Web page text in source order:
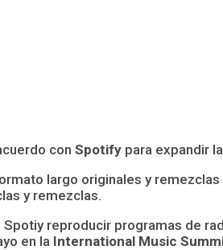
con Spotify para expandir
largo originales y
y remezclas.
reproducir programas de
en la International Music